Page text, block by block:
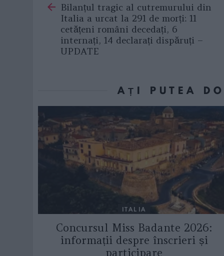
moreBilanțul tragic al cutremurului din
Italia a urcat la 291 de morți: 11
cetățeni români decedați, 6
internați, 14 declarați dispăruți –
UPDATE
AȚI PUTEA
ITALIA
Concursul Miss Badante 2026:
informații despre înscrieri și
participare